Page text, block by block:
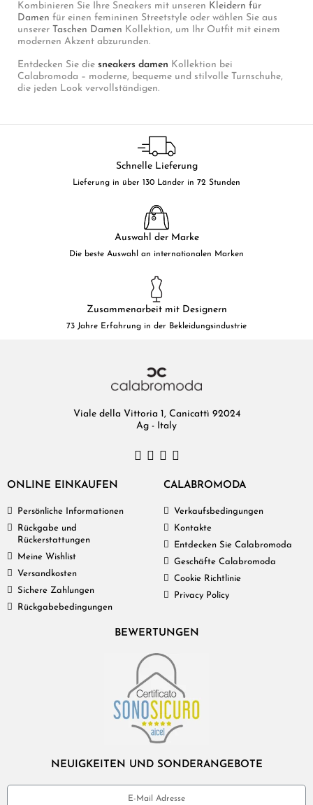
Kombinieren Sie Ihre Sneakers mit unseren Kleidern für
Damen für einen femininen Streetstyle oder wählen Sie aus
unserer Taschen Damen Kollektion, um Ihr Outfit mit einem
modernen Akzent abzurunden.
Entdecken Sie die sneakers damen Kollektion bei
Calabromoda – moderne, bequeme und stilvolle Turnschuhe,
die jeden Look vervollständigen.
Schnelle Lieferung
Lieferung in über 130 Länder in 72 Stunden
Auswahl der Marke
Die beste Auswahl an internationalen Marken
Zusammenarbeit mit Designern
73 Jahre Erfahrung in der Bekleidungsindustrie
Viale della Vittoria 1, Canicattì 92024
Ag - Italy
ONLINE EINKAUFEN
Persönliche Informationen
Rückgabe und
Rückerstattungen
Meine Wishlist
Versandkosten
Sichere Zahlungen
Rückgabebedingungen
CALABROMODA
Verkaufsbedingungen
Kontakte
Entdecken Sie Calabromoda
Geschäfte Calabromoda
Cookie Richtlinie
Privacy Policy
BEWERTUNGEN
NEUIGKEITEN UND SONDERANGEBOTE